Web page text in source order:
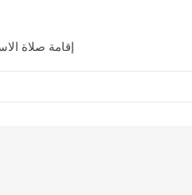
إقامة صلاة